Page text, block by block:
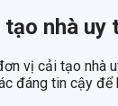
nhà uy
vị cải tạo nhà
đáng tin cậy để